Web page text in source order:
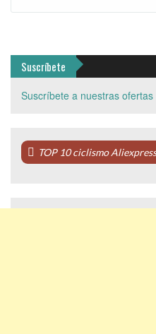
Suscríbete
Suscríbete a nuestras ofertas
TOP 10 ciclismo Aliexpress